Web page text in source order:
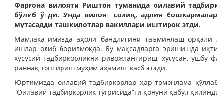
Фарғона вилояти Риштон туманида оилавий
бўлиб ўтди. Унда вилоят солиқ, адлия
мутасадди ташкилотлар вакиллари иштирок этди.
Мамлакатимизда аҳоли бандлигини таъминлаш
ишлар олиб борилмоқда. Бу мақсадларга эришишда
хусусий тадбиркорликни ривожлантириш, хусусан, ушбу
равнақ топтириш муҳим аҳамият касб этади.
Юртимизда оилавий тадбиркорлар ҳар томонлама
“Оилавий тадбиркорлик тўғрисида”ги қонуни қабул